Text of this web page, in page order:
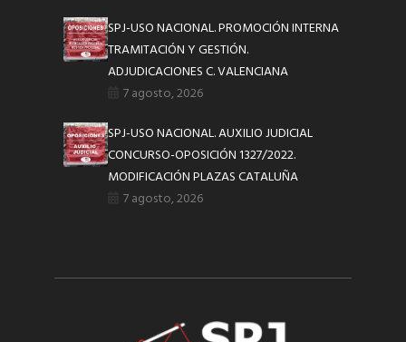
SPJ-USO NACIONAL. PROMOCIÓN INTERNA
TRAMITACIÓN Y GESTIÓN.
ADJUDICACIONES C. VALENCIANA
7 agosto, 2026
SPJ-USO NACIONAL. AUXILIO JUDICIAL
CONCURSO-OPOSICIÓN 1327/2022.
MODIFICACIÓN PLAZAS CATALUÑA
7 agosto, 2026